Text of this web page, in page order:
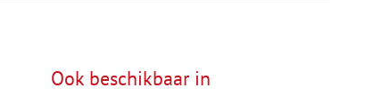
Ook beschikbaar in